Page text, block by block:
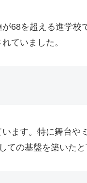
68を超える進学校
ていました。
ます。特に舞台や
ての基盤を築いたと